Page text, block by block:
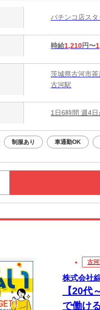
パチンコ店ス
時給1,210円〜
茨城県古河市
古河駅
1日6時間 週4
制服あり 車通勤OK
古
株式会社
【20
で働け